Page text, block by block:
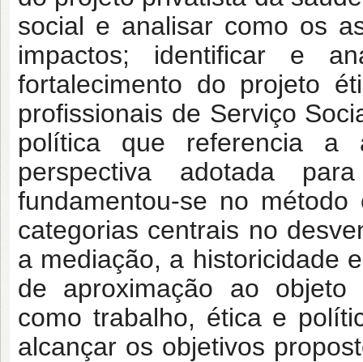
social e analisar como os
impactos; identificar e
fortalecimento do projeto
profissionais de Serviço
política que referencia a
perspectiva adotada
fundamentou-se no
categorias centrais no
a mediação, a historicidade
de aproximação ao objeto
como trabalho, ética e
alcançar os objetivos